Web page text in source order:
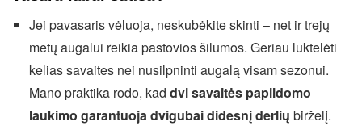
Jei pavasaris vėluoja, neskubėkite skinti – net ir trejų
metų augalui reikia pastovios šilumos. Geriau luktelėti
kelias savaites nei nusilpninti augalą visam sezonui.
Mano praktika rodo, kad dvi savaitės papildomo
laukimo garantuoja dvigubai didesnį derlių birželį.